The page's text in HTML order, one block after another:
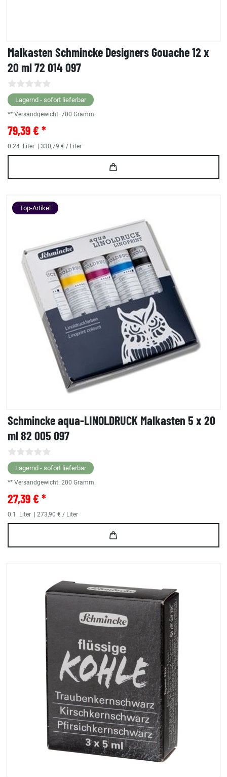
Malkasten Schmincke Designers Gouache 12 x
20 ml 72 014 097
Lagernd - sofort lieferbar
** Versandgewicht: 700 Gramm.
79,39 € *
0.24 Liter | 330,79 € / Liter
Top-Artikel
Schmincke aqua-LINOLDRUCK Malkasten 5 x 20
ml 82 005 097
Lagernd - sofort lieferbar
** Versandgewicht: 200 Gramm.
27,39 € *
0.1 Liter | 273,90 € / Liter